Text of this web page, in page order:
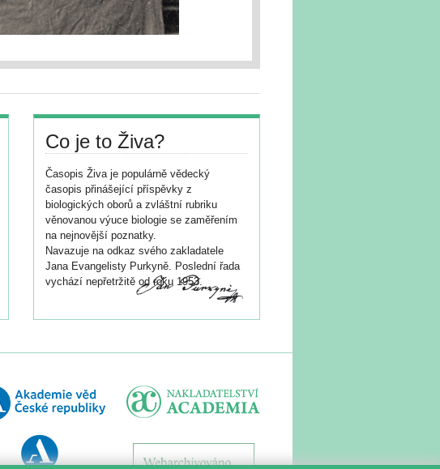
Co je to Živa?
Časopis Živa je populárně vědecký
časopis přinášející příspěvky z
biologických oborů a zvláštní rubriku
věnovanou výuce biologie se zaměřením
na nejnovější poznatky.
Navazuje na odkaz svého zakladatele
Jana Evangelisty Purkyně. Poslední řada
vychází nepřetržitě od roku 1953.